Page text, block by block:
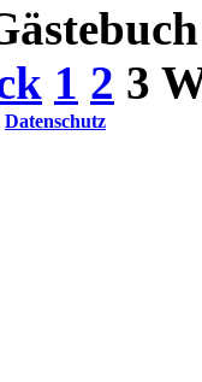
1 2 3
Datenschutz